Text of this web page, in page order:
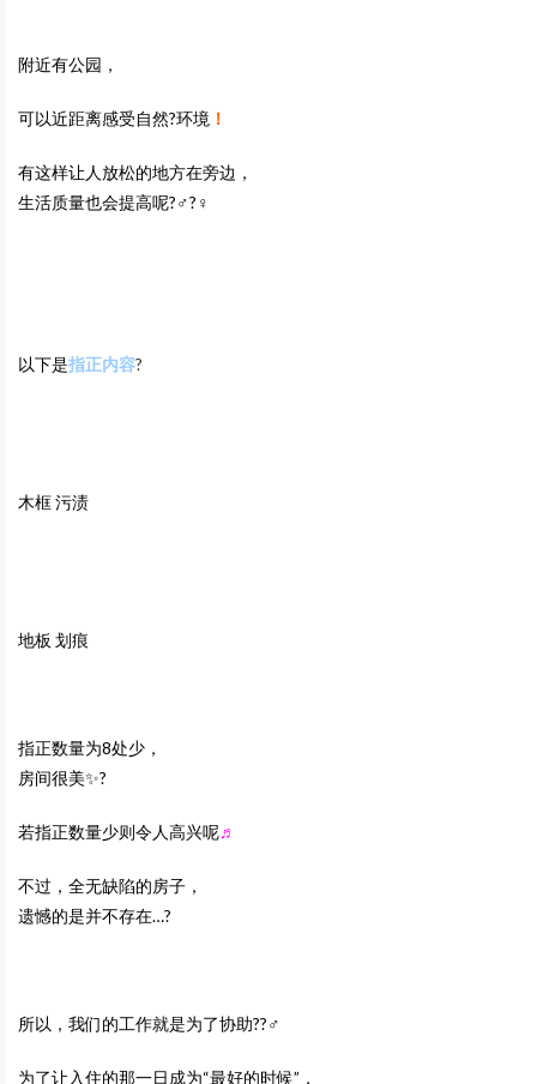
附近有公园，
可以近距离感受自然?环境 ！
有这样让人放松的地方在旁边，
生活质量也会提高呢?‍♂️?‍♀️
以下是指正内容?
木框 污渍
地板 划痕
指正数量为8处少，
房间很美✨?
若指正数量少则令人高兴呢♬
不过，全无缺陷的房子，
遗憾的是并不存在…?
所以，我们的工作就是为了协助??‍♂️
为了让入住的那一日成为“最好的时候”，